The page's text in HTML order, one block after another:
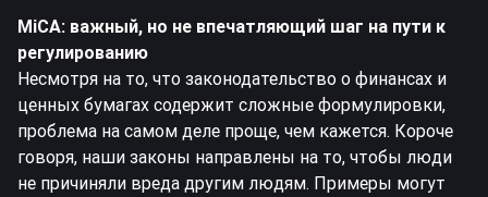
MiCA: важный, но не впечатляющий шаг на пути к
регулированию
Несмотря на то, что законодательство о финансах и
ценных бумагах содержит сложные формулировки,
проблема на самом деле проще, чем кажется. Короче
говоря, наши законы направлены на то, чтобы люди
не причиняли вреда другим людям. Примеры могут